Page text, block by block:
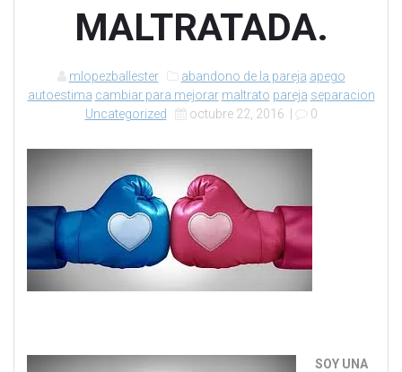
MALTRATADA.
mlopezballester abandono de la pareja apego
autoestima cambiar para mejorar maltrato pareja separacion
Uncategorized
octubre 22, 2016 0
SOY UNA